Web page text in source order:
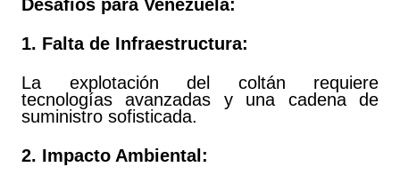
Desafíos para Venezuela:
1. Falta de Infraestructura:
La explotación del coltán requiere
tecnologías avanzadas y una cadena de
suministro sofisticada.
2. Impacto Ambiental: